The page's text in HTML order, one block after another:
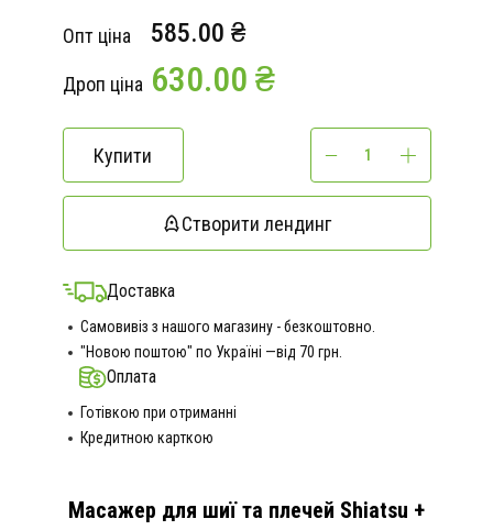
Опт ціна 585.00 ₴
Дроп ціна 630.00 ₴
Купити
Створити лендинг
Доставка
Самовивіз з нашого магазину - безкоштовно.
"Новою поштою" по Україні —від 70 грн.
Оплата
Готівкою при отриманні
Кредитною карткою
Масажер для шиї та плечей Shiatsu +